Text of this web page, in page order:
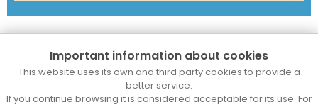
Important information about cookies
This website uses its own and third party cookies to provide a
better service.
If you continue browsing it is considered acceptable for its use. For